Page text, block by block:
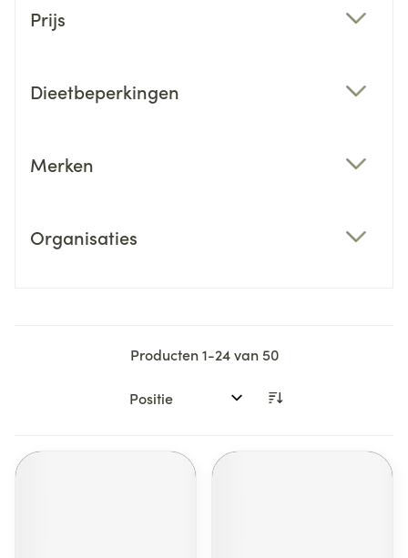
Prijs
Dieetbeperkingen
Merken
Organisaties
Producten1-24van50
Sorteer op: